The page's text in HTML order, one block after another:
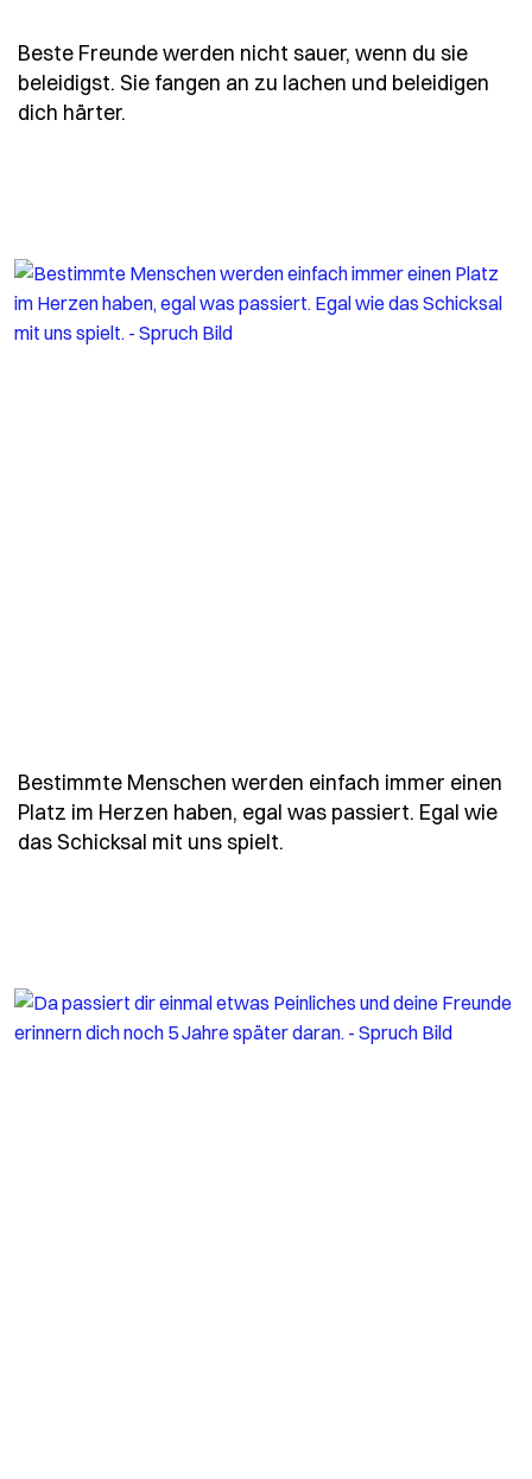
Beste Freunde werden nicht sauer, wenn du sie
beleidigst. Sie fangen an zu lachen und beleidigen
dich härter.
Bestimmte Menschen werden einfach immer einen
Platz im Herzen haben, egal was passiert. Egal wie
das Schicksal mit uns spielt.